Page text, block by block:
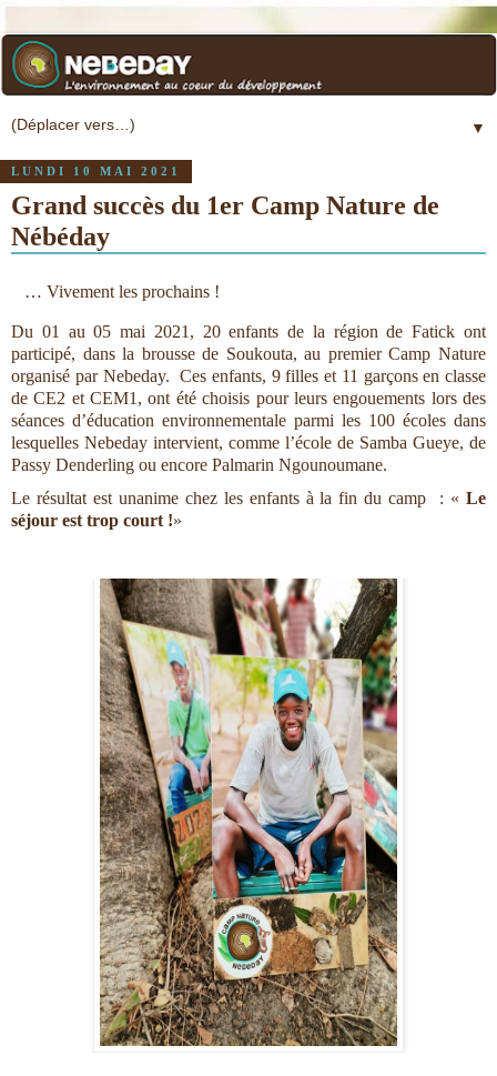
▼
LUNDI 10 MAI 2021
Grand succès du 1er Camp Nature de
Nébéday
… Vivement les prochains !
Du 01 au 05 mai 2021, 20 enfants de la région de Fatick ont
participé, dans la brousse de Soukouta, au premier Camp Nature
organisé par Nebeday.  Ces enfants, 9 filles et 11 garçons en classe
de CE2 et CEM1, ont été choisis pour leurs engouements lors des
séances d’éducation environnementale parmi les 100 écoles dans
lesquelles Nebeday intervient, comme l’école de Samba Gueye, de
Passy Denderling ou encore Palmarin Ngounoumane.
Le résultat est unanime chez les enfants à la fin du camp  : « Le
séjour est trop court !»